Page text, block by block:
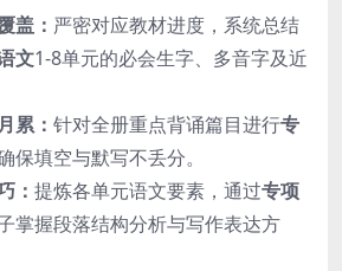
盖： 严密对应教材进度，系统总结
文1-8单元的必会生字、多音字及近
累： 针对全册重点背诵篇目进行专
保填空与默写不丢分。
： 提炼各单元语文要素，通过专项
掌握段落结构分析与写作表达方